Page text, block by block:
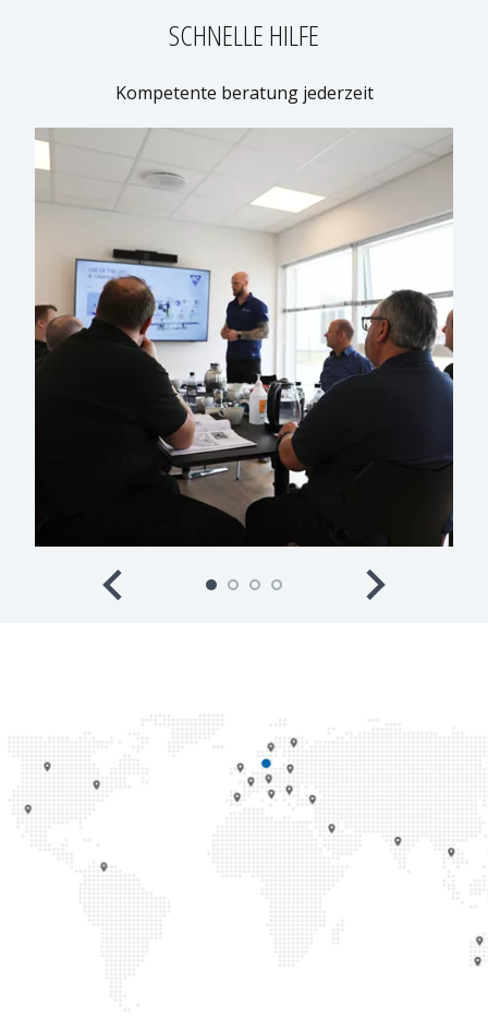
SCHNELLE HILFE
Kompetente beratung jederzeit